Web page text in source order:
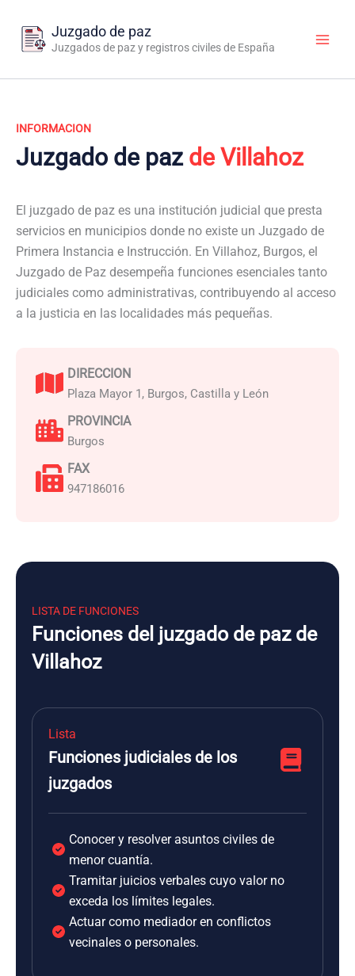
contenido
Juzgado de paz
Juzgados de paz y registros civiles de España
INFORMACION
Juzgado de paz de Villahoz
El juzgado de paz es una institución judicial que presta
servicios en municipios donde no existe un Juzgado de
Primera Instancia e Instrucción. En Villahoz, Burgos, el
Juzgado de Paz desempeña funciones esenciales tanto
judiciales como administrativas, contribuyendo al acceso
a la justicia en las localidades más pequeñas.
DIRECCION
Plaza Mayor 1, Burgos, Castilla y León
PROVINCIA
Burgos
FAX
947186016
LISTA DE FUNCIONES
Funciones del juzgado de paz de
Villahoz
Lista
Funciones judiciales de los
juzgados
Conocer y resolver asuntos civiles de
menor cuantía.
Tramitar juicios verbales cuyo valor no
exceda los límites legales.
Actuar como mediador en conflictos
vecinales o personales.